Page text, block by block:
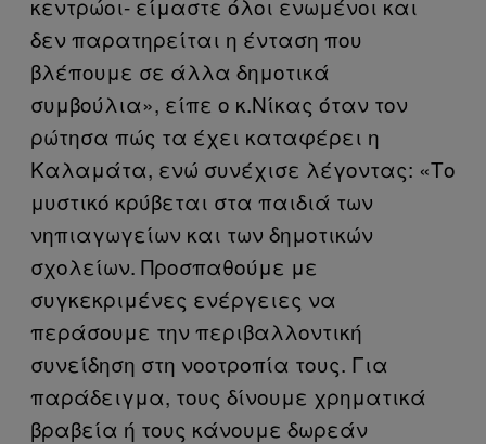
δεν παρατηρείται η ένταση που
βλέπουμε σε άλλα δημοτικά
συμβούλια», είπε ο κ.Νίκας όταν τον
ρώτησα πώς τα έχει καταφέρει η
Καλαμάτα, ενώ συνέχισε λέγοντας: «Το
μυστικό κρύβεται στα παιδιά των
νηπιαγωγείων και των δημοτικών
σχολείων. Προσπαθούμε με
συγκεκριμένες ενέργειες να
περάσουμε την περιβαλλοντική
συνείδηση στη νοοτροπία τους. Για
παράδειγμα, τους δίνουμε χρηματικά
βραβεία ή τους κάνουμε δωρεάν